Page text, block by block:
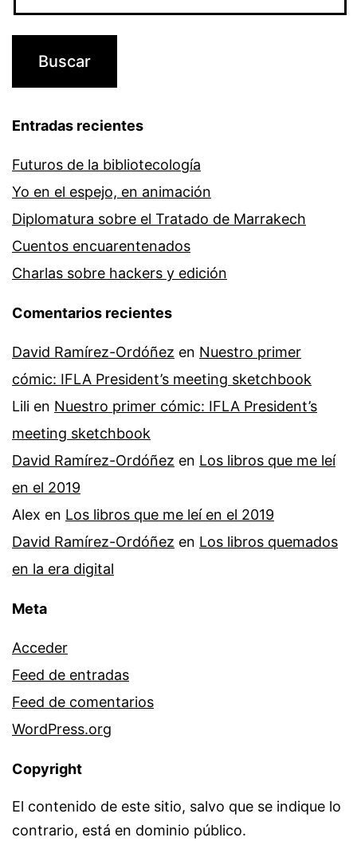
Entradas recientes
Futuros de la bibliotecología
Yo en el espejo, en animación
Diplomatura sobre el Tratado de Marrakech
Cuentos encuarentenados
Charlas sobre hackers y edición
Comentarios recientes
David Ramírez-Ordóñez en Nuestro primer
cómic: IFLA President’s meeting sketchbook
Lili en Nuestro primer cómic: IFLA President’s
meeting sketchbook
David Ramírez-Ordóñez en Los libros que me leí
en el 2019
Alex en Los libros que me leí en el 2019
David Ramírez-Ordóñez en Los libros quemados
en la era digital
Meta
Acceder
Feed de entradas
Feed de comentarios
WordPress.org
Copyright
El contenido de este sitio, salvo que se indique lo
contrario, está en dominio público.